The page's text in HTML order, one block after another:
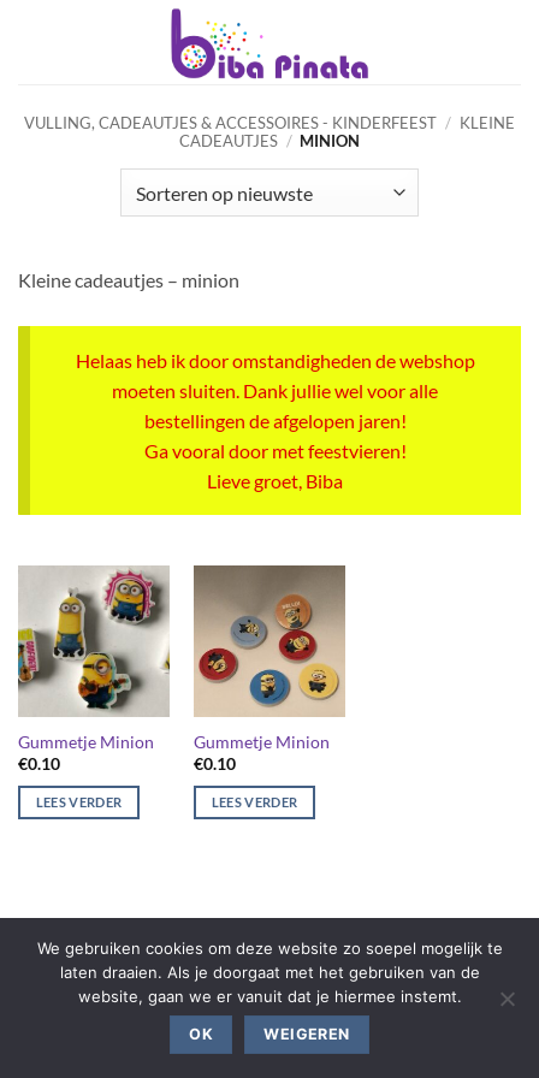
VULLING, CADEAUTJES & ACCESSOIRES - KINDERFEEST / KLEINE
CADEAUTJES / MINION
Kleine cadeautjes – minion
Helaas heb ik door omstandigheden de webshop
moeten sluiten. Dank jullie wel voor alle
bestellingen de afgelopen jaren!
Ga vooral door met feestvieren!
Lieve groet, Biba
Gummetje Minion
€0.10
LEES VERDER
Gummetje Minion
€0.10
LEES VERDER
We gebruiken cookies om deze website zo soepel mogelijk te
laten draaien. Als je doorgaat met het gebruiken van de
website, gaan we er vanuit dat je hiermee instemt.
OK WEIGEREN